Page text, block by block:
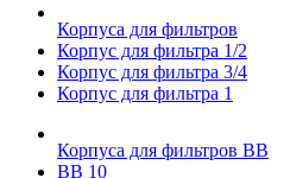
Корпуса для фильтров
Корпус для фильтра 1/2
Корпус для фильтра 3/4
Корпус для фильтра 1
Корпуса для фильтров ВВ
ВВ 10